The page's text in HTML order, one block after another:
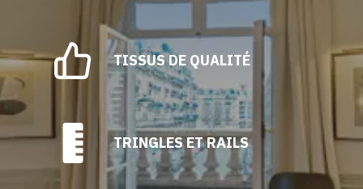
TISSUS DE QUALITÉ
TRINGLES ET RAILS